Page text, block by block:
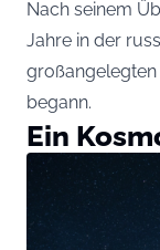
Nach seinem
Jahre in der
großangelegten
begann.
Ein